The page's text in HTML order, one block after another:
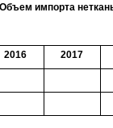
Объем импорта
2016 2017